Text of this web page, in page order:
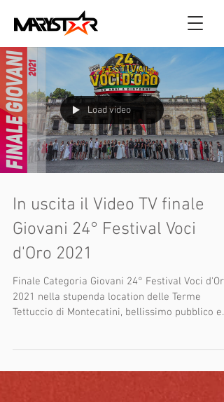
Load video
In uscita il Video TV finale
Giovani 24° Festival Voci
d'Oro 2021
Finale Categoria Giovani 24° Festival Voci d'Oro
2021 nella stupenda location delle Terme
Tettuccio di Montecatini, bellissimo pubblico e...